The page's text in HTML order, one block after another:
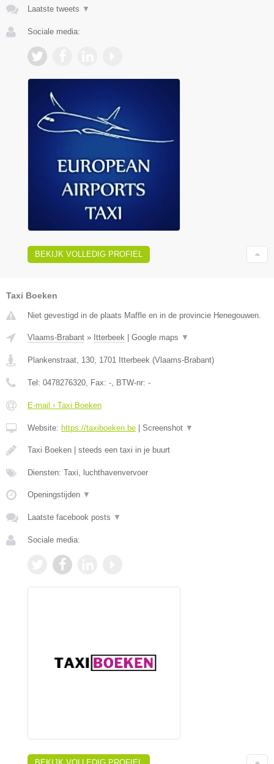
Laatste tweets ▼
Sociale media:
BEKIJK VOLLEDIG PROFIEL
Taxi Boeken
Niet gevestigd in de plaats Maffle en in de provincie Henegouwen.
Vlaams-Brabant » Itterbeek Google maps ▼
Plankenstraat, 130, 1701 Itterbeek (Vlaams-Brabant)
Tel: 0478276320, Fax: -, BTW-nr: -
E-mail › Taxi Boeken
Website: https://taxiboeken.be Screenshot ▼
Taxi Boeken | steeds een taxi in je buurt
Diensten: Taxi, luchthavenvervoer
Openingstijden ▼
Laatste facebook posts ▼
Sociale media: